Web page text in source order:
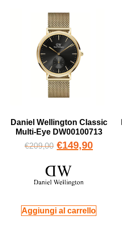
Daniel Wellington Classic
Multi-Eye DW00100713
€209,00 €149,90
Aggiungi al carrello